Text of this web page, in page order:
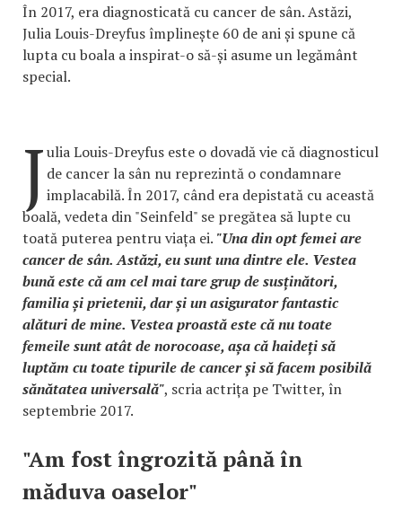
În 2017, era diagnosticată cu cancer de sân. Astăzi,
Julia Louis-Dreyfus împlinește 60 de ani și spune că
lupta cu boala a inspirat-o să-și asume un legământ
special.
Julia Louis-Dreyfus este o dovadă vie că diagnosticul
de cancer la sân nu reprezintă o condamnare
implacabilă. În 2017, când era depistată cu această
boală, vedeta din "Seinfeld" se pregătea să lupte cu
toată puterea pentru viața ei. "Una din opt femei are
cancer de sân. Astăzi, eu sunt una dintre ele. Vestea
bună este că am cel mai tare grup de susținători,
familia și prietenii, dar și un asigurator fantastic
alături de mine. Vestea proastă este că nu toate
femeile sunt atât de norocoase, așa că haideți să
luptăm cu toate tipurile de cancer și să facem posibilă
sănătatea universală", scria actrița pe Twitter, în
septembrie 2017.
"Am fost îngrozită până în
măduva oaselor"